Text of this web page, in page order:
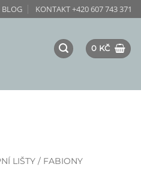
BLOG KONTAKT +420 607 743 371
0 KČ
LIŠTY / FABIONY